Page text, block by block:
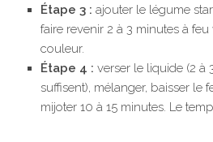
Étape 3 : ajouter le légume
faire revenir 2 à 3 minutes à
couleur.
Étape 4 : verser le liquide (2 à
suffisent), mélanger, baisser le
mijoter 10 à 15 minutes. Le